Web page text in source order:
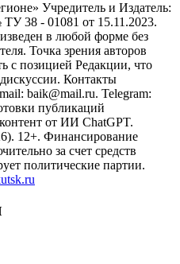
Учредитель и Издатель:
- 01081 от 15.11.2023.
в любой форме без
Точка зрения авторов
с позицией Редакции, что
Контакты
baik@mail.ru. Telegram:
публикаций
от ИИ ChatGPT.
12+. Финансирование
за счет средств
политические партии.